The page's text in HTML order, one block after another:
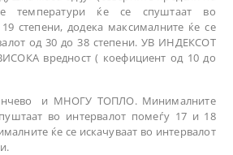
температури ќе се спуштаат во
степени, додека максималните ќе се
од 30 до 38 степени. УВ ИНДЕКСОТ
вредност ( коефициент од 10 до
и МНОГУ ТОПЛО. Минималните
во интервалот помеѓу 17 и 18
ќе се искачуваат во интервалот